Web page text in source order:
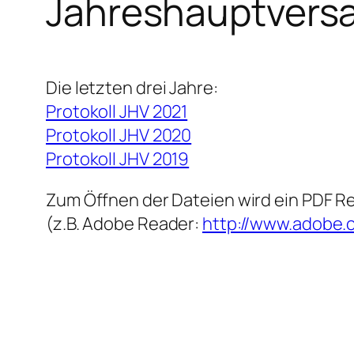
Die letzten drei Jahre:
Protokoll JHV 2021
Protokoll JHV 2020
Protokoll JHV 2019
Zum Öffnen der Dateien wird ein PDF
(z.B. Adobe Reader: http://